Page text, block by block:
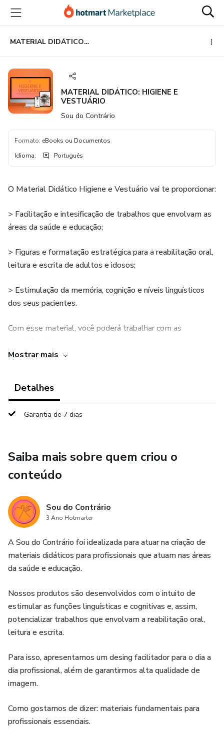
para
conteúdo
principal
para
pagamento
para
rodapé
MATERIAL DIDÁTICO: HIGIENE E VESTUÁRIO
MATERIAL DIDÁTICO: HIGIENE E
VESTUÁRIO
Sou do Contrário
Formato: eBooks ou Documentos
Idioma: Português
O Material Didático Higiene e Vestuário vai te proporcionar:
> Facilitação e intesificação de trabalhos que envolvam as
áreas da saúde e educação;
> Figuras e formatação estratégica para a reabilitação oral,
leitura e escrita de adultos e idosos;
> Estimulação da memória, cognição e níveis linguísticos
dos seus pacientes.
Com esse material, você poderá trabalhar com as
> Pessoa lavando a mão;
> Shampoo;
> Escova de cabelo;
> Pessoa escovando o cabelo;
> Cotonete;
> Pessoa passando cotonete no ouvido;
> Fio dental;
> Gilete;
> Papel higiênico;
Mostrar mais
Detalhes
Garantia de 7 dias
Saiba mais sobre quem criou o
conteúdo
Sou do Contrário
3 Ano Hotmarter
A Sou do Contrário foi idealizada para atuar na criação de
materiais didáticos para profissionais que atuam nas áreas
da saúde e educação.
Nossos produtos são desenvolvidos com o intuito de
estimular as funções linguísticas e cognitivas e, assim,
potencializar trabalhos que envolvam a reabilitação oral,
leitura e escrita.
Para isso, apresentamos um desing facilitador para o dia a
dia profissional, além de garantirmos alta qualidade de
imagem.
Como gostamos de dizer: materiais fundamentais para
profissionais essenciais.